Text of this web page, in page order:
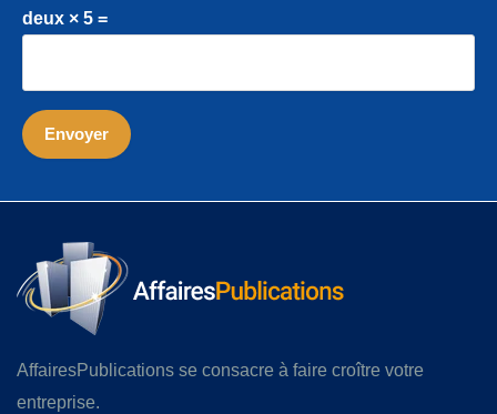
deux × 5 =
AffairesPublications se consacre à faire croître votre
entreprise.